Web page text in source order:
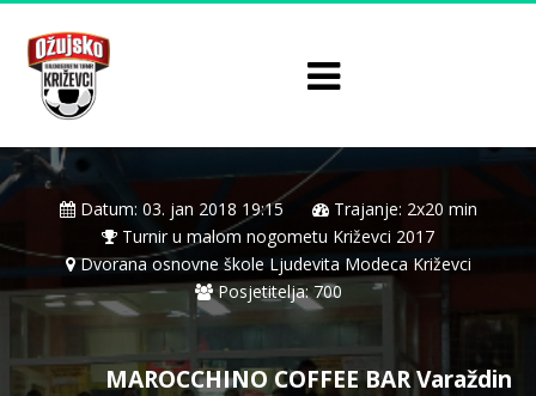
Datum: 03. jan 2018 19:15
Trajanje: 2x20 min
Turnir u malom nogometu Križevci 2017
Dvorana osnovne škole Ljudevita Modeca Križevci
Posjetitelja: 700
MAROCCHINO COFFEE BAR Varaždin